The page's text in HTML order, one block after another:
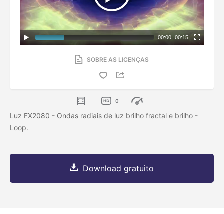
00:00 | 00:15
SOBRE AS LICENÇAS
0
Luz FX2080 - Ondas radiais de luz brilho fractal e brilho -
Loop.
Download gratuito